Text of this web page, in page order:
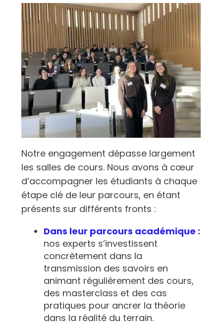
Notre engagement dépasse largement
les salles de cours. Nous avons à cœur
d’accompagner les étudiants à chaque
étape clé de leur parcours, en étant
présents sur différents fronts :
Dans leur parcours académique :
nos experts s’investissent
concrètement dans la
transmission des savoirs en
animant régulièrement des cours,
des masterclass et des cas
pratiques pour ancrer la théorie
dans la réalité du terrain.